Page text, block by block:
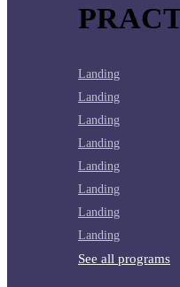
Landing
Landing
Landing
Landing
Landing
Landing
Landing
Landing
See all programs